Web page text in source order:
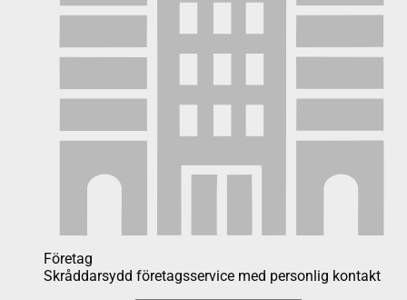
Företag
Skråddarsydd företagsservice med personlig kontakt